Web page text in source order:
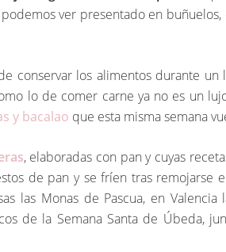
ver presentado en buñuelos,
conservar los alimentos durante
lo de comer carne ya no es un
y bacalao que esta misma semana
, elaboradas con pan y cuyas
de pan y se fríen tras remojarse
las Monas de Pascua, en Valencia
de la Semana Santa de Úbeda,